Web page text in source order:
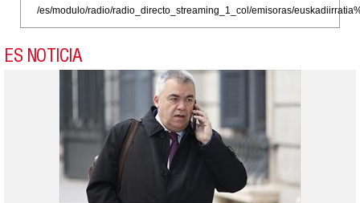
/es/modulo/radio/radio_directo_streaming_1_col/emisoras/
ES NOTICIA